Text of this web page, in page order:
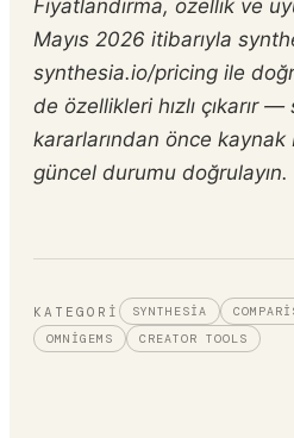
Fiyatlandırma, özellik ve
Mayıs 2026 itibarıyla
synthesia.io/pricing ile
de özellikleri hızlı çıkarır —
kararlarından önce kaynak
güncel durumu doğrulayın.
KATEGORI SYNTHESIA
OMNIGEMS
CREATOR TOOLS